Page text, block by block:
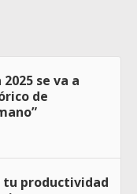
se va a
de
tu productividad